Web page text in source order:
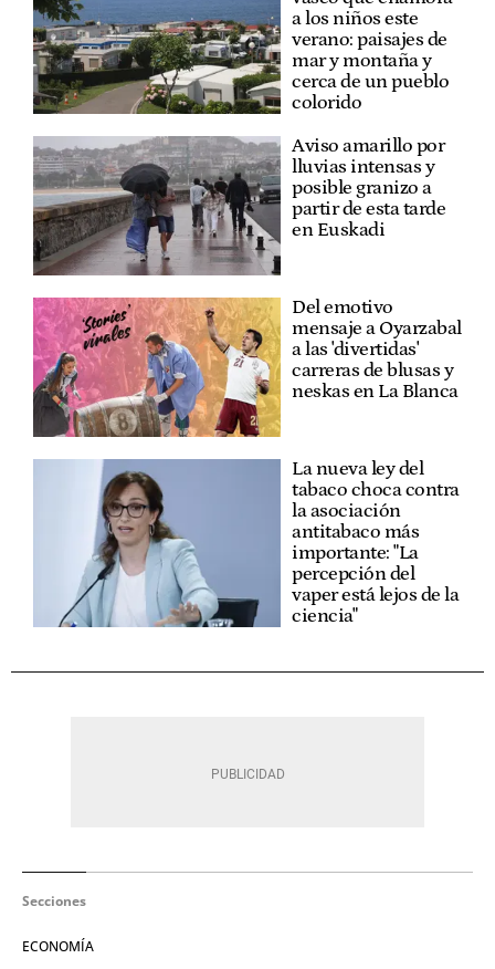
a los niños este
verano: paisajes de
mar y montaña y
cerca de un pueblo
colorido
Aviso amarillo por
lluvias intensas y
posible granizo a
partir de esta tarde
en Euskadi
Del emotivo
mensaje a Oyarzabal
a las 'divertidas'
carreras de blusas y
neskas en La Blanca
La nueva ley del
tabaco choca contra
la asociación
antitabaco más
importante: "La
percepción del
vaper está lejos de la
ciencia"
Secciones
ECONOMÍA